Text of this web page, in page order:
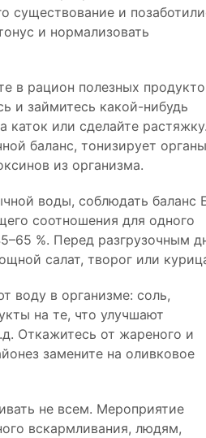
существование и
и нормализовать
в рацион полезных
и займитесь какой-нибудь
каток или сделайте растяжку.
баланс, тонизирует органы
из организма.
воды, соблюдать баланс
соотношения для одного
%. Перед разгрузочным
салат, творог или
воду в организме: соль,
на те, что улучшают
Откажитесь от жареного и
замените на оливковое
не всем. Мероприятие
вскармливания, людям,